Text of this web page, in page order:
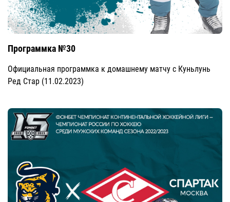
Программка №30
Официальная программка к домашнему матчу с Куньлунь
Ред Стар (11.02.2023)